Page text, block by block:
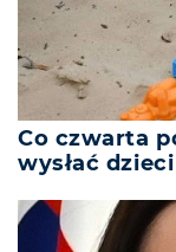
Co czwarta
wysłać